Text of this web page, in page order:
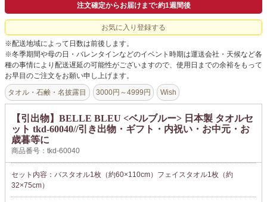
注文確定からお届けまで:約1週間後
お気に入り登録する
※配送地域によって日数は前後します。
※冬季期間や母の日・バレンタインなどのイベント時期は運送会社・天候など各
種の事情により配送遅延の可能性がございますので、使用日までの余裕をもって
お早目のご注文をお願い申し上げます。
タオル・石鹸・名披露目 3000円～4999円 Wish
【引出物】BELLE BLEU <ベルブルー> 日本製 タオルセ
ット tkd-60040//引き出物・ギフト・内祝い・お中元・お
歳暮等に
商品番号：tkd-60040
セット内容：バスタオル1枚（約60×110cm）フェイスタオル1枚（約
32×75cm）